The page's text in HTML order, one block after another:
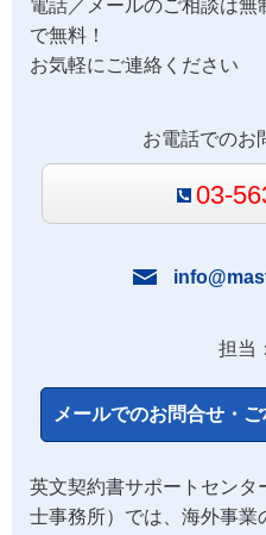
電話／メールのご相談は無
で無料！
お気軽にご連絡ください
お電話でのお
03-
担当
メールでのお問合せ・
英文契約書サポートセン
士事務所）では、海外事